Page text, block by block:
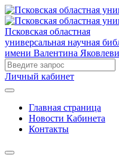
Псковская областная
универсальная научная
имени Валентина
Личный кабинет
Главная страница
Новости Кабинета
Контакты